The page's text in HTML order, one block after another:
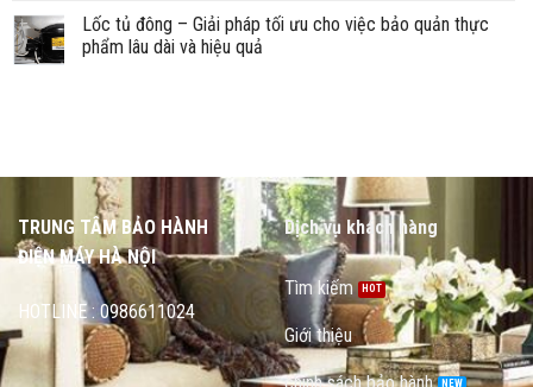
Lốc tủ đông – Giải pháp tối ưu cho việc bảo quản thực
phẩm lâu dài và hiệu quả
TRUNG TÂM BẢO HÀNH
ĐIỆN MÁY HÀ NỘI
HOTLINE : 0986611024
Dịch vụ khách hàng
Tìm kiếm
Giới thiệu
chính sách bảo hành